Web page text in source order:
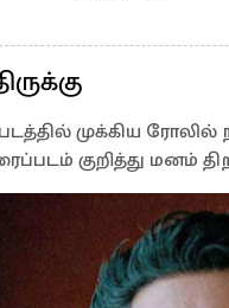
முக்கிய ரோலில்
குறித்து மனம்